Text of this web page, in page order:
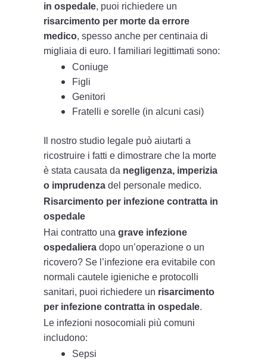
in ospedale, puoi richiedere un
risarcimento per morte da errore
medico, spesso anche per centinaia di
migliaia di euro. I familiari legittimati sono:
Coniuge
Figli
Genitori
Fratelli e sorelle (in alcuni casi)
Il nostro studio legale può aiutarti a
ricostruire i fatti e dimostrare che la morte
è stata causata da negligenza, imperizia
o imprudenza del personale medico.
Risarcimento per infezione contratta in
ospedale
Hai contratto unagrave infezione
ospedaliera dopo un’operazione o un
ricovero? Se l’infezione era evitabile con
normali cautele igieniche e protocolli
sanitari, puoi richiedere un risarcimento
per infezione contratta in ospedale.
Le infezioni nosocomiali più comuni
includono:
Sepsi